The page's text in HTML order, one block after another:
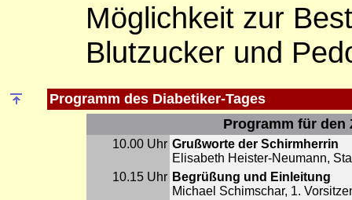
Möglichkeit zur
Blutzucker und
Programm des Diabetiker-Tages
Programm für den
10.00 Uhr Grußworte der Schirmherrin
Elisabeth Heister-Neumann,
10.15 Uhr Begrüßung und Einleitung
Michael Schimschar, 1.